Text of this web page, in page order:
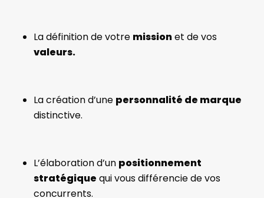
La définition de votre missionet de vos
valeurs.
La création d’une personnalité de marque
distinctive.
L’élaboration d’un positionnement
stratégique qui vous différencie de vos
concurrents.